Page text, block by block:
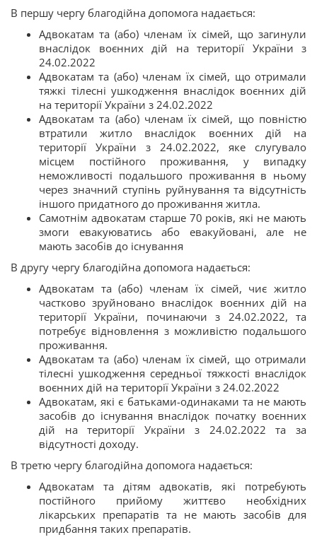
В першу чергу благодійна допомога надається:
Адвокатам та (або) членам їх сімей, що загинули
внаслідок воєнних дій на території України з
24.02.2022
Адвокатам та (або) членам їх сімей, що отримали
тяжкі тілесні ушкодження внаслідок воєнних дій
на території України з 24.02.2022
Адвокатам та (або) членам їх сімей, що повністю
втратили житло внаслідок воєнних дій на
території України з 24.02.2022, яке слугувало
місцем постійного проживання, у випадку
неможливості подальшого проживання в ньому
через значний ступінь руйнування та відсутність
іншого придатного до проживання житла.
Самотнім адвокатам старше 70 років, які не мають
змоги евакуюватись або евакуйовані, але не
мають засобів до існування
В другу чергу благодійна допомога надається:
Адвокатам та (або) членам їх сімей, чиє житло
частково зруйновано внаслідок воєнних дій на
території України, починаючи з 24.02.2022, та
потребує відновлення з можливістю подальшого
проживання.
Адвокатам та (або) членам їх сімей, що отримали
тілесні ушкодження середньої тяжкості внаслідок
воєнних дій на території України з 24.02.2022
Адвокатам, які є батьками-одинаками та не мають
засобів до існування внаслідок початку воєнних
дій на території України з 24.02.2022 та за
відсутності доходу.
В третю чергу благодійна допомога надається:
Адвокатам та дітям адвокатів, які потребують
постійного прийому життєво необхідних
лікарських препаратів та не мають засобів для
придбання таких препаратів.